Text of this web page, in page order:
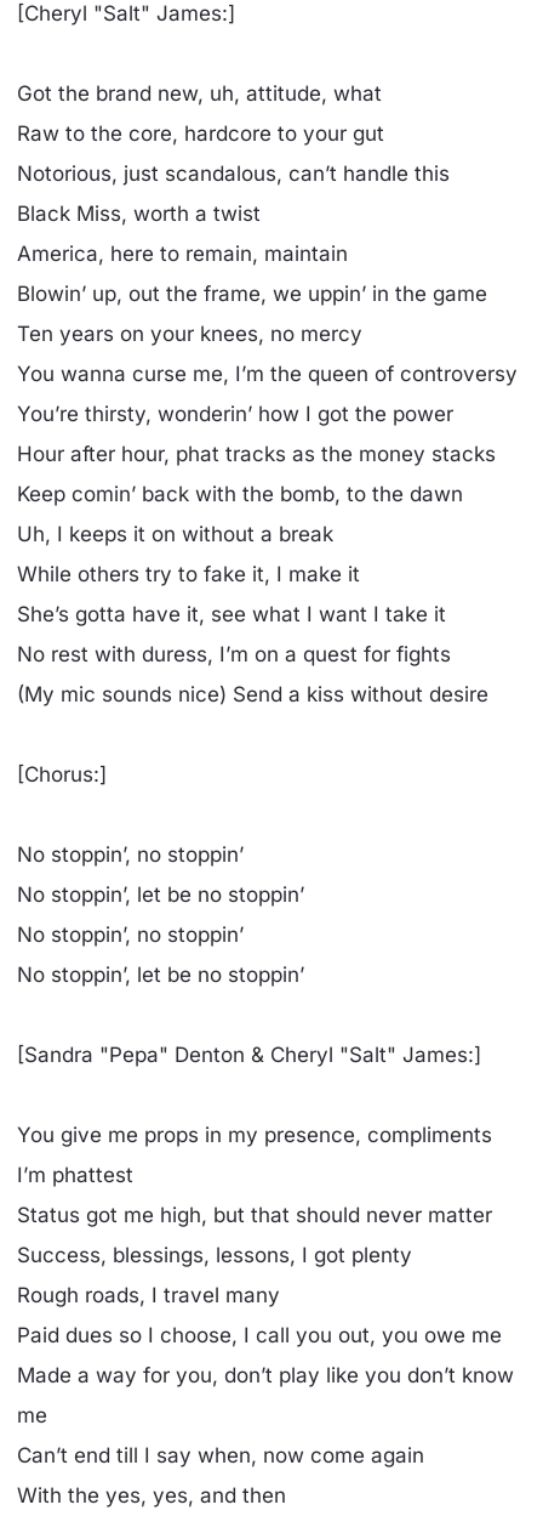
[Cheryl "Salt" James:]
Got the brand new, uh, attitude, what
Raw to the core, hardcore to your gut
Notorious, just scandalous, can’t handle this
Black Miss, worth a twist
America, here to remain, maintain
Blowin’ up, out the frame, we uppin’ in the game
Ten years on your knees, no mercy
You wanna curse me, I’m the queen of controversy
You’re thirsty, wonderin’ how I got the power
Hour after hour, phat tracks as the money stacks
Keep comin’ back with the bomb, to the dawn
Uh, I keeps it on without a break
While others try to fake it, I make it
She’s gotta have it, see what I want I take it
No rest with duress, I’m on a quest for fights
(My mic sounds nice) Send a kiss without desire
[Chorus:]
No stoppin’, no stoppin’
No stoppin’, let be no stoppin’
No stoppin’, no stoppin’
No stoppin’, let be no stoppin’
[Sandra "Pepa" Denton & Cheryl "Salt" James:]
You give me props in my presence, compliments
I’m phattest
Status got me high, but that should never matter
Success, blessings, lessons, I got plenty
Rough roads, I travel many
Paid dues so I choose, I call you out, you owe me
Made a way for you, don’t play like you don’t know
me
Can’t end till I say when, now come again
With the yes, yes, and then